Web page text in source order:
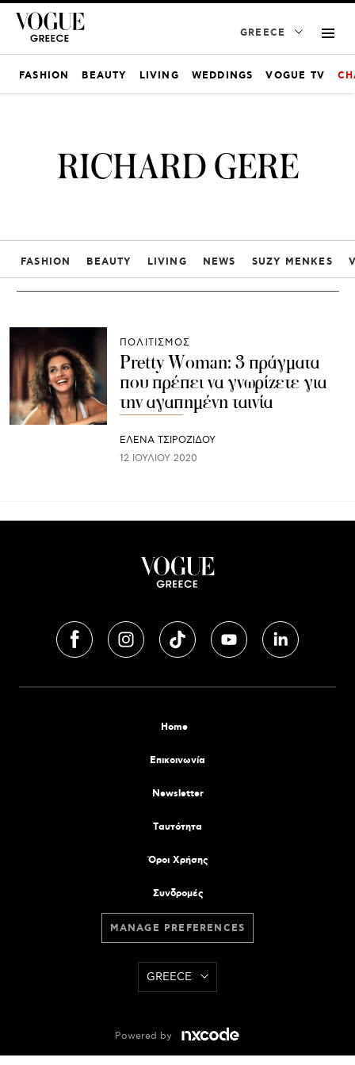
GREECE
FASHION BEAUTY LIVING WEDDINGS VOGUE TV
RICHARD GERE
FASHION BEAUTY LIVING NEWS SUZY MENKES
ΠΟΛΙΤΙΣΜΟΣ
Pretty Woman: 3 πράγματα
που πρέπει να γνωρίζετε για
την αγαπημένη ταινία
ΈΛΕΝΑ ΤΣΙΡΟΖΊΔΟΥ
12 ΙΟΥΛΊΟΥ 2020
Home
Επικοινωνία
Newsletter
Tαυτότητα
Όροι Χρήσης
Συνδρομές
MANAGE PREFERENCES
GREECE
Powered by